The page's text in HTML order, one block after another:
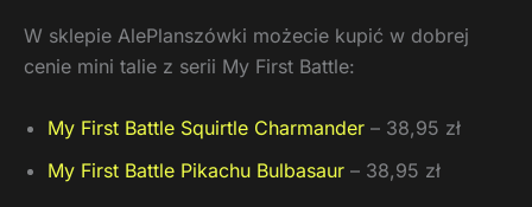
W sklepie AlePlanszówki możecie kupić w dobrej
cenie mini talie z serii My First Battle:
My First Battle Squirtle Charmander – 38,95 zł
My First Battle Pikachu Bulbasaur – 38,95 zł